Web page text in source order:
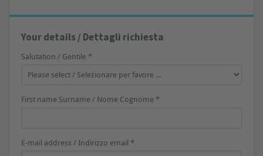
Your details / Dettagli richiesta
Salutation / Gentile *
First name Surname / Nome Cognome *
E-mail address / Indirizzo email *